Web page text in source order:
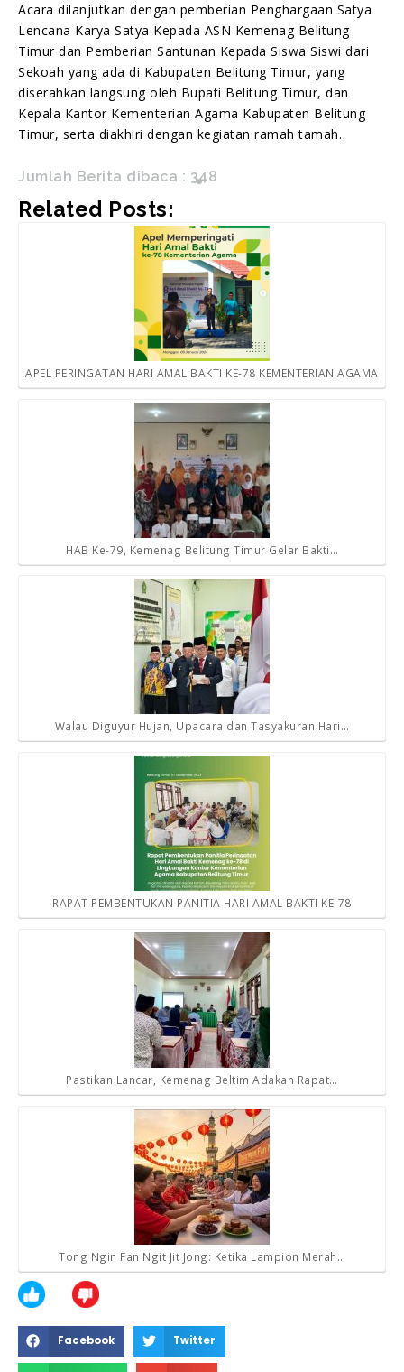
Acara dilanjutkan dengan pemberian Penghargaan Satya
Lencana Karya Satya Kepada ASN Kemenag Belitung
Timur dan Pemberian Santunan Kepada Siswa Siswi dari
Sekoah yang ada di Kabupaten Belitung Timur, yang
diserahkan langsung oleh Bupati Belitung Timur, dan
Kepala Kantor Kementerian Agama Kabupaten Belitung
Timur, serta diakhiri dengan kegiatan ramah tamah.
Jumlah Berita dibaca : 348
Related Posts:
APEL PERINGATAN HARI AMAL BAKTI KE-78 KEMENTERIAN AGAMA
HAB Ke-79, Kemenag Belitung Timur Gelar Bakti…
Walau Diguyur Hujan, Upacara dan Tasyakuran Hari…
RAPAT PEMBENTUKAN PANITIA HARI AMAL BAKTI KE-78
Pastikan Lancar, Kemenag Beltim Adakan Rapat…
Tong Ngin Fan Ngit Jit Jong: Ketika Lampion Merah…
Facebook Twitter